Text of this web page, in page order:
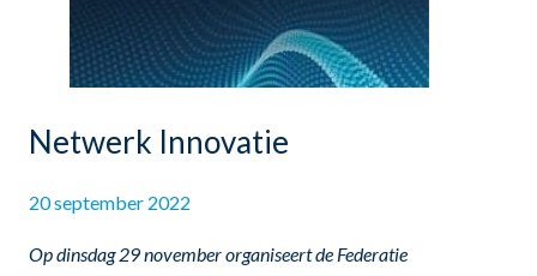
Netwerk Innovatie
20 september 2022
Op dinsdag 29 november organiseert de Federatie